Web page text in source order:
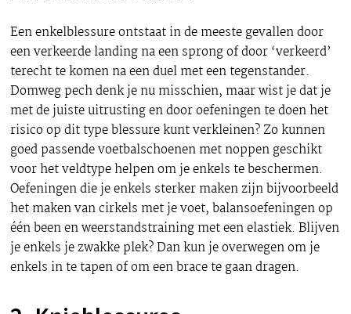
Een enkelblessure ontstaat in de meeste gevallen door
een verkeerde landing na een sprong of door ‘verkeerd’
terecht te komen na een duel met een tegenstander.
Domweg pech denk je nu misschien, maar wist je dat je
met de juiste uitrusting en door oefeningen te doen het
risico op dit type blessure kunt verkleinen? Zo kunnen
goed passende voetbalschoenen met noppen geschikt
voor het veldtype helpen om je enkels te beschermen.
Oefeningen die je enkels sterker maken zijn bijvoorbeeld
het maken van cirkels met je voet, balansoefeningen op
één been en weerstandstraining met een elastiek. Blijven
je enkels je zwakke plek? Dan kun je overwegen om je
enkels in te tapen of om een brace te gaan dragen.